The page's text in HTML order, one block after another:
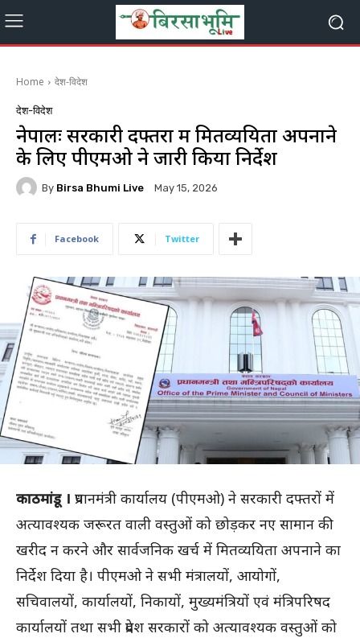
Home देश-विदेश
देश-विदेश
नेपालः सरकारी दफ्तरों में मितव्ययिता अपनाने
के लिए पीएमओ ने जारी किया निर्देश
By Birsa Bhumi Live May 15, 2026
Facebook Twitter
काठमांडू । प्रधानमंत्री कार्यालय (पीएमओ) ने सरकारी दफ्तरों में
अत्यावश्यक जरूरत वाली वस्तुओं को छोड़कर नए सामान की
खरीद न करने और सार्वजनिक खर्च में मितव्ययिता अपनाने का
निर्देश दिया है। पीएमओ ने सभी मंत्रालयों, आयोगों,
सचिवालयों, कार्यालयों, निकायों, मुख्यमंत्रियों एवं मंत्रिपरिषद
कार्यालयों तथा सभी प्रदेश सरकारों को अत्यावश्यक वस्तुओं को